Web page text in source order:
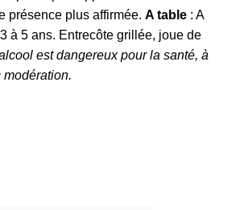
présence plus affirmée. A table : A
à 5 ans. Entrecôte grillée, joue de
est dangereux pour la santé, à
modération.